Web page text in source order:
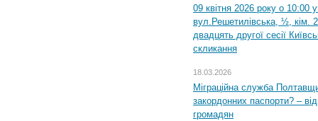
09 квітня 2026 року о 10:00
вул.Решетилівська, ½, кім.
двадцять другої сесії
скликання
18.03.2026
Міграційна служба
закордонних паспорти? –
громадян